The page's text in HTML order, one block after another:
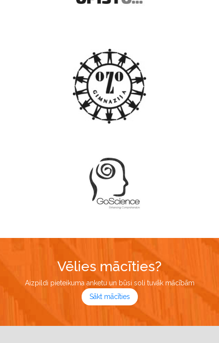
Vēlies mācīties?
Aizpildi pieteikuma anketu un būsi soli tuvāk mācībām
Sākt mācīties